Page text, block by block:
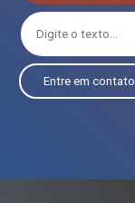
Entre em contato